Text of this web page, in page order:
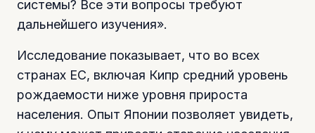
системы? Все эти вопросы требуют
дальнейшего изучения».
Исследование показывает, что во всех
странах ЕС, включая Кипр средний уровень
рождаемости ниже уровня прироста
населения. Опыт Японии позволяет увидеть,